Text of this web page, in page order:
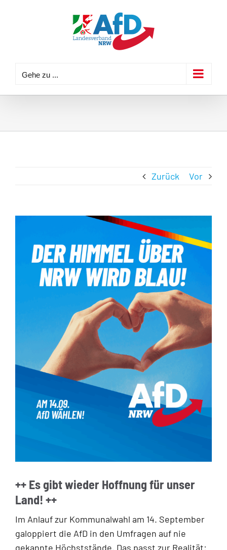
Gehe zu ...
Zurück Vor
++ Es gibt wieder Hoffnung für unser
Land! ++
Im Anlauf zur Kommunalwahl am 14. September
galoppiert die AfD in den Umfragen auf nie
gekannte Höchststände. Das passt zur Realität: